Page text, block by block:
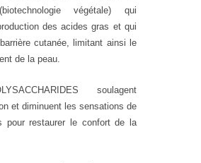
végétale) qui
des acides gras et qui
cutanée, limitant ainsi le
de la peau.
soulagent
et diminuent les sensations de
pour restaurer le confort de la